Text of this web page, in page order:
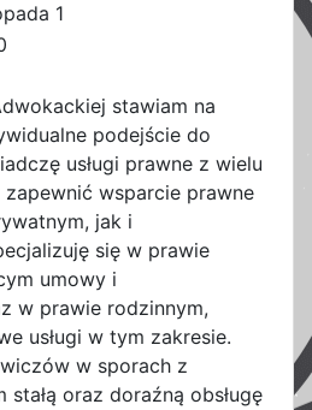
1
stawiam na
podejście do
usługi prawne z wielu
wsparcie prawne
jak i
się w prawie
umowy i
w prawie rodzinnym,
usługi w tym zakresie.
w sporach z
stałą oraz doraźną obsługę